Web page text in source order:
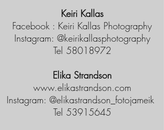
Keiri Kallas
Facebook : Keiri Kallas Photography
Instagram: @keirikallasphotography
Tel 58018972
Elika Strandson
www.elikastrandson.com
Instagram: @elikastrandson_fotojameik
Tel 53915645